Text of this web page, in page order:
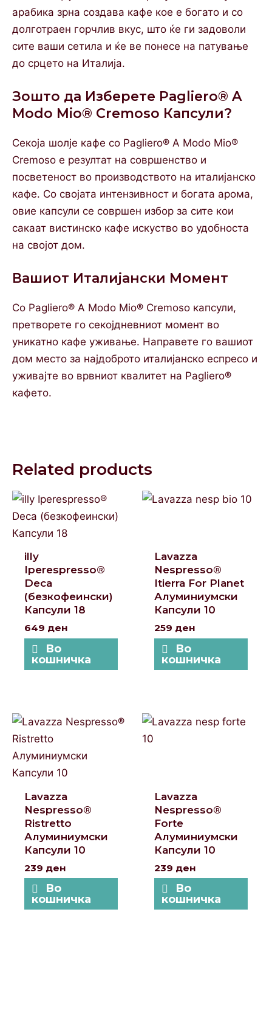
арабика зрна создава кафе кое е богато и со
долготраен горчлив вкус, што ќе ги задоволи
сите ваши сетила и ќе ве понесе на патување
до срцето на Италија.
Зошто да Изберете Pagliero® A
Modo Mio® Cremoso Капсули?
Секоja шолје кафе со Pagliero® A Modo Mio®
Cremoso е резултат на совршенство и
посветеност во производството на италијанско
кафе. Со својата интензивност и богата арома,
овие капсули се совршен избор за сите кои
сакаат вистинско кафе искуство во удобноста
на својот дом.
Вашиот Италијански Момент
Со Pagliero® A Modo Mio® Cremoso капсули,
претворете го секојдневниот момент во
уникатно кафе уживање. Направете го вашиот
дом место за најдоброто италијанско еспресо и
уживајте во врвниот квалитет на Pagliero®
кафето.
Related products
illy
Iperespresso®
Deca
(безкофеински)
Капсули 18
649 ден
Во
кошничка
Lavazza
Nespresso®
Itierra For Planet
Алуминиумски
Капсули 10
259 ден
Во
кошничка
Lavazza
Nespresso®
Ristretto
Алуминиумски
Капсули 10
239 ден
Во
кошничка
Lavazza
Nespresso®
Forte
Алуминиумски
Капсули 10
239 ден
Во
кошничка